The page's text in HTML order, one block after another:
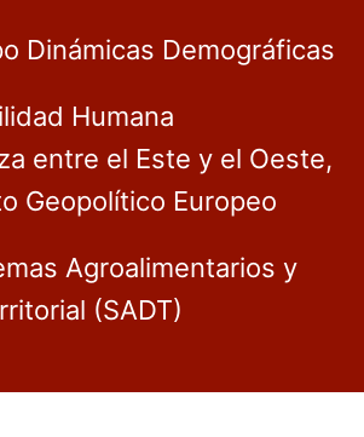
Dinámicas Demográficas
Humana
entre el Este y el Oeste,
Geopolítico Europeo
Agroalimentarios y
(SADT)